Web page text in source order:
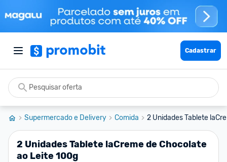
Cadastrar
Supermercado e Delivery Comida 2 Unidades Tablete
2 Unidades Tablete laCreme de Chocolate
ao Leite 100g